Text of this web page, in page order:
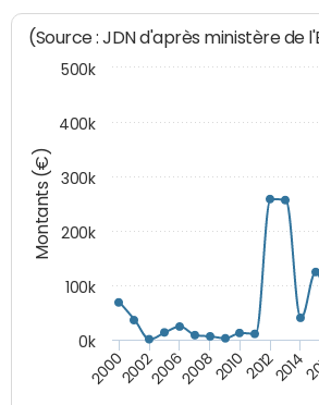
Montants (€)
(Source : JDN d'après ministère de
2000200220062008201020122014
0k
100k
200k
300k
400k
500k